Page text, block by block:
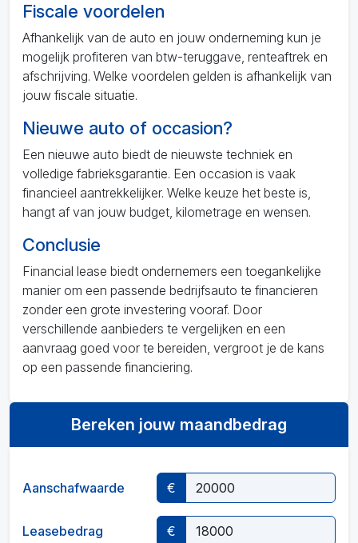
Fiscale voordelen
Afhankelijk van de auto en jouw onderneming kun je
mogelijk profiteren van btw-teruggave, renteaftrek en
afschrijving. Welke voordelen gelden is afhankelijk van
jouw fiscale situatie.
Nieuwe auto of occasion?
Een nieuwe auto biedt de nieuwste techniek en
volledige fabrieksgarantie. Een occasion is vaak
financieel aantrekkelijker. Welke keuze het beste is,
hangt af van jouw budget, kilometrage en wensen.
Conclusie
Financial lease biedt ondernemers een toegankelijke
manier om een passende bedrijfsauto te financieren
zonder een grote investering vooraf. Door
verschillende aanbieders te vergelijken en een
aanvraag goed voor te bereiden, vergroot je de kans
op een passende financiering.
Bereken jouw maandbedrag
Aanschafwaarde €
Leasebedrag €